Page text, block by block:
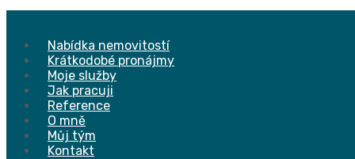
Přejít
obsahuNabídka nemovitostí
Krátkodobé pronájmy
Moje služby
Jak pracuji
Reference
O mně
Můj tým
Kontakt